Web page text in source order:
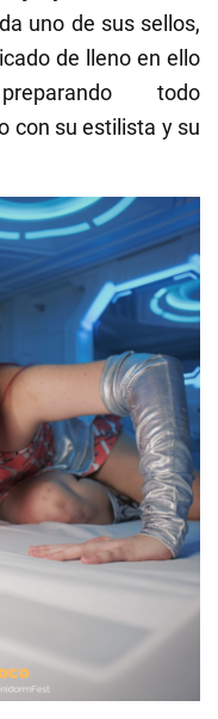
uno de sus sellos,
de lleno en ello
todo
con su estilista y su